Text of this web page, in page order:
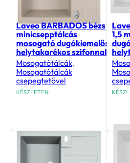
Laveo BARBADOS bézs
minicsepptálcás
mosogató dugókiemelős
helytakarékos szifonnal
Mosogatótálcák,
Mosogatótálcák
csepegtetővel
KÉSZLETEN
1,5